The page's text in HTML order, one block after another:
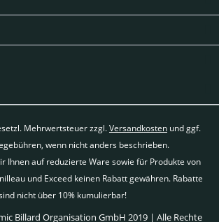
Mehrwertsteuer zzgl.Versandkosten und ggf.
wenn nicht anders beschrieben.
Ihnen auf reduzierte Ware sowie für Produkte von
und Exceed keinen Rabatt gewähren. Rabatte
nicht über 10% kumulierbar!
Billard Organisation GmbH 2019 | Alle Rechte